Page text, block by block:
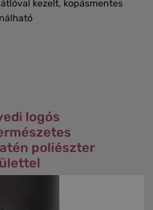
kezelt, kopásmentes
logós
poliészter